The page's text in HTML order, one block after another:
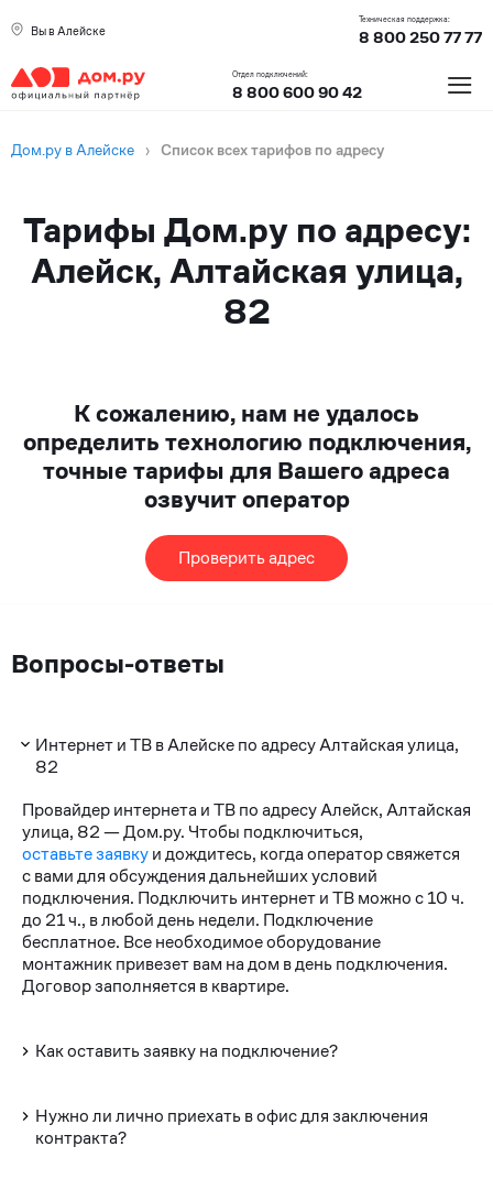
Вы в Алейске
Техническая поддержка:
8 800 250 77 77
Отдел подключений:
8 800 600 90 42 ≡
Дом.ру в Алейске › Список всех тарифов по адресу
Тарифы Дом.ру по адресу:
Алейск, Алтайская улица,
82
К сожалению, нам не удалось
определить технологию подключения,
точные тарифы для Вашего адреса
озвучит оператор
Проверить адрес
Вопросы-ответы
Интернет и ТВ в Алейске по адресу Алтайская улица,
82
Провайдер интернета и ТВ по адресу Алейск, Алтайская
улица, 82 — Дом.ру. Чтобы подключиться,
оставьте заявкуи дождитесь, когда оператор свяжется
с вами для обсуждения дальнейших условий
подключения. Подключить интернет и ТВ можно с 10 ч.
до 21 ч., в любой день недели. Подключение
бесплатное. Все необходимое оборудование
монтажник привезет вам на дом в день подключения.
Договор заполняется в квартире.
Как оставить заявку на подключение?
Нужно ли лично приехать в офис для заключения
контракта?